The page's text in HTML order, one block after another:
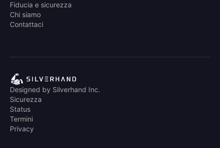
Fiducia e sicurezza
Chi siamo
Contattaci
Designed by Silverhand Inc.
Sicurezza
Status
Termini
Privacy